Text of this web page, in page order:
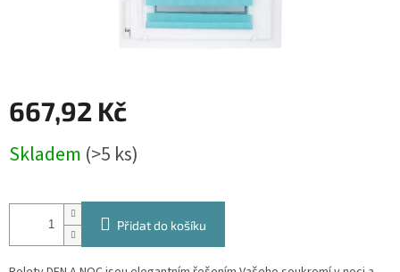
667,92 Kč
cena:
Skladem (>5 ks)
Přidat do košíku